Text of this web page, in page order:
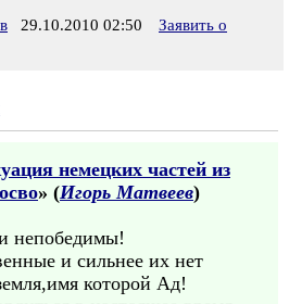
29.10.2010 02:50
Заявить о
немецких частей из
» (Игорь Матвеев)
непобедимы!
и сильнее их нет
которой Ад!